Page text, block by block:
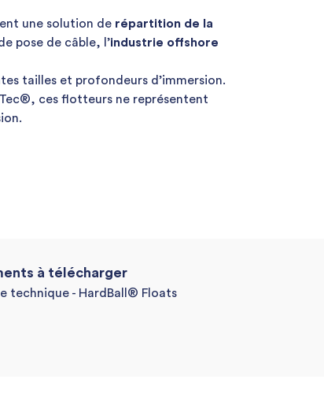
une solution de répartition de la
pose de câble, l’industrie offshore
tailles et profondeurs d’immersion.
ces flotteurs ne représentent
à télécharger
technique - HardBall® Floats